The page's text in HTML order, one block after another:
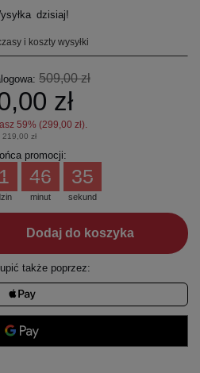
dzisiaj!
i koszty wysyłki
509,00 zł
zł
59% (299,00 zł).
219,00 zł
promocji:
minut
46
sekund
35
Dodaj do koszyka
także poprzez: